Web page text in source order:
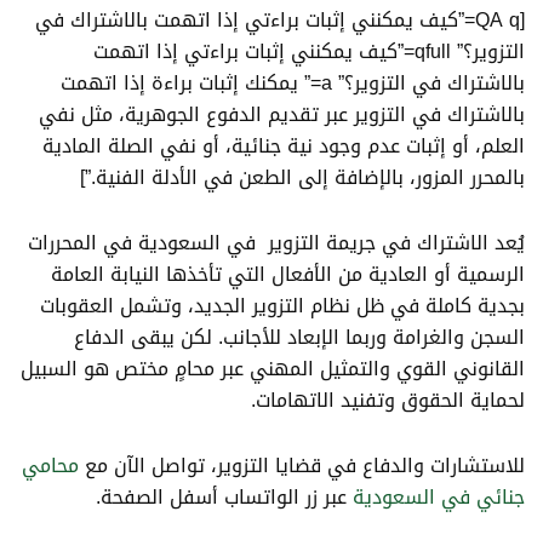
[QA q=”كيف يمكنني إثبات براءتي إذا اتهمت بالاشتراك في
التزوير؟” qfull=”كيف يمكنني إثبات براءتي إذا اتهمت
بالاشتراك في التزوير؟” a=” يمكنك إثبات براءة إذا اتهمت
بالاشتراك في التزوير عبر تقديم الدفوع الجوهرية، مثل نفي
العلم، أو إثبات عدم وجود نية جنائية، أو نفي الصلة المادية
بالمحرر المزور، بالإضافة إلى الطعن في الأدلة الفنية.”]
يُعد الاشتراك في جريمة التزوير في السعودية في المحررات
الرسمية أو العادية من الأفعال التي تأخذها النيابة العامة
بجدية كاملة في ظل نظام التزوير الجديد، وتشمل العقوبات
السجن والغرامة وربما الإبعاد للأجانب. لكن يبقى الدفاع
القانوني القوي والتمثيل المهني عبر محامٍ مختص هو السبيل
لحماية الحقوق وتفنيد الاتهامات.
للاستشارات والدفاع في قضايا التزوير، تواصل الآن معمحامي
جنائي في السعوديةعبر زر الواتساب أسفل الصفحة.